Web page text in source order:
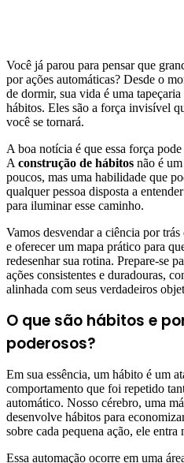
Você já parou para pensar que
por ações automáticas? Desde o
de dormir, sua vida é uma
hábitos. Eles são a força invisível
você se tornará.
A boa notícia é que essa força
A construção de hábitos não é
poucos, mas uma habilidade que
qualquer pessoa disposta a
para iluminar esse caminho.
Vamos desvendar a ciência por
e oferecer um mapa prático para
redesenhar sua rotina. Prepare-se
ações consistentes e duradouras,
alinhada com seus verdadeiros
O que são hábitos e
poderosos?
Em sua essência, um hábito é um
comportamento que foi repetido
automático. Nosso cérebro, uma
desenvolve hábitos para
sobre cada pequena ação, ele
Essa automação ocorre em uma